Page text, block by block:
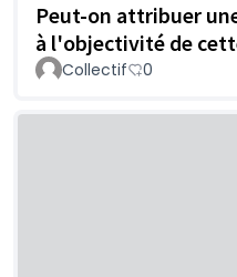
Peut-on attribuer
à l'objectivité de
Collectif 0